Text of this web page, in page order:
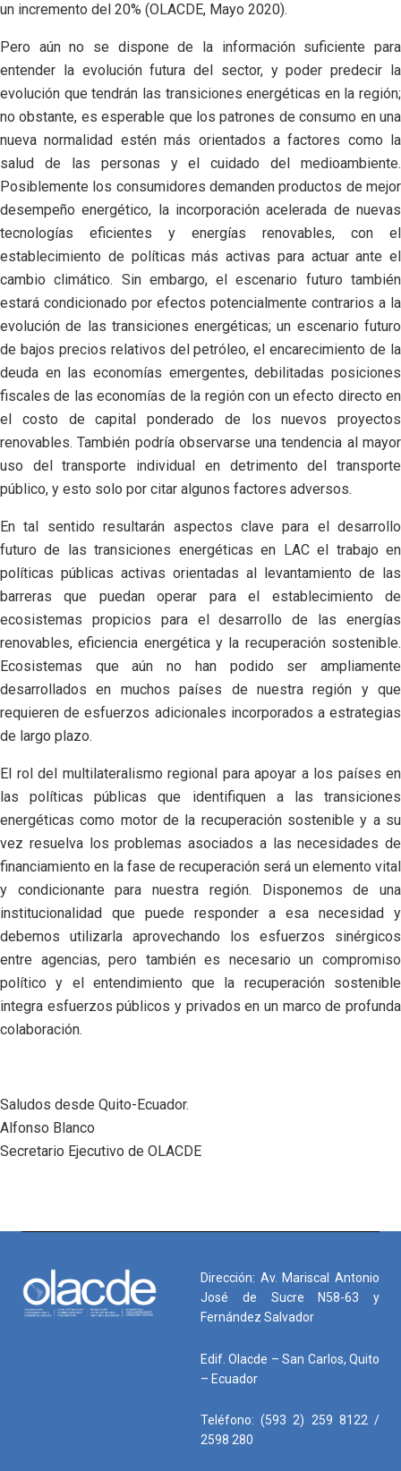
un incremento del 20% (OLACDE, Mayo 2020).
Pero aún no se dispone de la información suficiente para
entender la evolución futura del sector, y poder predecir la
evolución que tendrán las transiciones energéticas en la región;
no obstante, es esperable que los patrones de consumo en una
nueva normalidad estén más orientados a factores como la
salud de las personas y el cuidado del medioambiente.
Posiblemente los consumidores demanden productos de mejor
desempeño energético, la incorporación acelerada de nuevas
tecnologías eficientes y energías renovables, con el
establecimiento de políticas más activas para actuar ante el
cambio climático. Sin embargo, el escenario futuro también
estará condicionado por efectos potencialmente contrarios a la
evolución de las transiciones energéticas; un escenario futuro
de bajos precios relativos del petróleo, el encarecimiento de la
deuda en las economías emergentes, debilitadas posiciones
fiscales de las economías de la región con un efecto directo en
el costo de capital ponderado de los nuevos proyectos
renovables. También podría observarse una tendencia al mayor
uso del transporte individual en detrimento del transporte
público, y esto solo por citar algunos factores adversos.
En tal sentido resultarán aspectos clave para el desarrollo
futuro de las transiciones energéticas en LAC el trabajo en
políticas públicas activas orientadas al levantamiento de las
barreras que puedan operar para el establecimiento de
ecosistemas propicios para el desarrollo de las energías
renovables, eficiencia energética y la recuperación sostenible.
Ecosistemas que aún no han podido ser ampliamente
desarrollados en muchos países de nuestra región y que
requieren de esfuerzos adicionales incorporados a estrategias
de largo plazo.
El rol del multilateralismo regional para apoyar a los países en
las políticas públicas que identifiquen a las transiciones
energéticas como motor de la recuperación sostenible y a su
vez resuelva los problemas asociados a las necesidades de
financiamiento en la fase de recuperación será un elemento vital
y condicionante para nuestra región. Disponemos de una
institucionalidad que puede responder a esa necesidad y
debemos utilizarla aprovechando los esfuerzos sinérgicos
entre agencias, pero también es necesario un compromiso
político y el entendimiento que la recuperación sostenible
integra esfuerzos públicos y privados en un marco de profunda
colaboración.
Saludos desde Quito-Ecuador.
Alfonso Blanco
Secretario Ejecutivo de OLACDE
Dirección: Av. Mariscal Antonio
José de Sucre N58-63 y
Fernández Salvador
Edif. Olacde – San Carlos, Quito
– Ecuador
Teléfono: (593 2) 259 8122 /
2598 280